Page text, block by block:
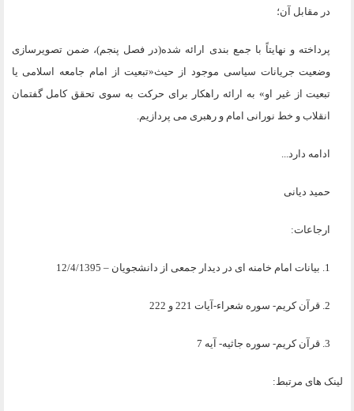
در مقابل آن؛
پرداخته و نهایتاً با جمع بندی ارائه شده(در فصل پنجم)، ضمن تصویرسازی
وضعیت جریانات سیاسی موجود از حیث«تبعیت از امام جامعه اسلامی یا
تبعیت از غیر او» به ارائه راهکار برای حرکت به سوی تحقق کامل گفتمان
انقلاب و خط نورانی امام و رهبری می پردازیم.
ادامه دارد...
حمید دیانی
ارجاعات:
1. بیانات امام خامنه ای در دیدار جمعى از دانشجویان – 12/4/1395
2. قرآن کریم- سوره شعراء-آیات 221 و 222
3. قرآن کریم- سوره جاثیه- آیه 7
لینک های مرتبط: